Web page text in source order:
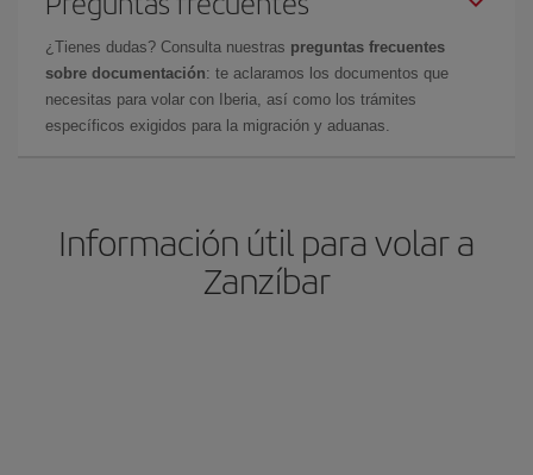
¿Tienes dudas? Consulta nuestras preguntas frecuentes
sobre documentación: te aclaramos los documentos que
necesitas para volar con Iberia, así como los trámites
específicos exigidos para la migración y aduanas.
Información útil para volar a
Zanzíbar